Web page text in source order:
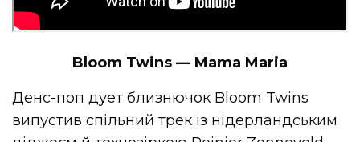
Bloom Twins — Mama Maria
Денс-поп дует близнючок Bloom Twins
випустив спільний трек із нідерландським